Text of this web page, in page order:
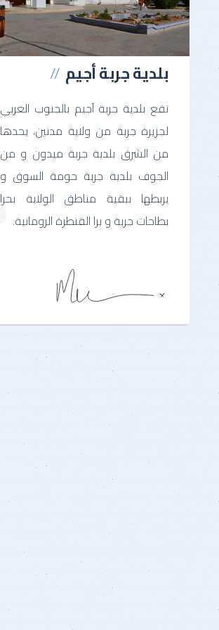
بلدية جربة أجيم
تقع بلدية جربة آجيم بالجنوب الغربي
لجزيرة جربة من ولاية مدنين، يحدها
من الشرق بلدية جربة ميدون و من
الجوف بلدية جربة حومة السوق و
يربطها ببقية مناطق الولاية بحرا
بطاحات جربة و برا القنطرة الرومانية.